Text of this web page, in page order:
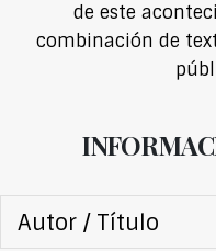
de este
combinación de
Autor / Título